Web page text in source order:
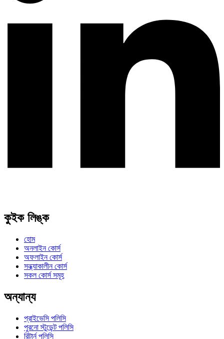
কুইক লিঙ্ক
হোম
অনলাইন কোর্স
অফলাইন কোর্স
সন্ধ্যাকালীন কোর্স
সকল কোর্স সমূহ
অন্যান্য
প্রাইভেসি পলিসি
পুরনো স্টুডেন্ট পলিসি
রিটার্ন পলিসি